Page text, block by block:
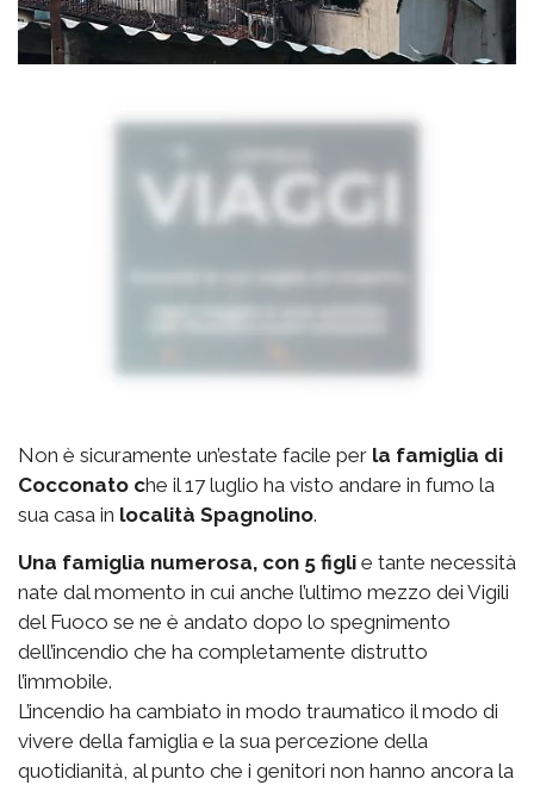
Non è sicuramente un’estate facile per la famiglia di
Cocconato che il 17 luglio ha visto andare in fumo la
sua casa in località Spagnolino.
Una famiglia numerosa, con 5 figli e tante necessità
nate dal momento in cui anche l’ultimo mezzo dei Vigili
del Fuoco se ne è andato dopo lo spegnimento
dell’incendio che ha completamente distrutto
l’immobile.
L’incendio ha cambiato in modo traumatico il modo di
vivere della famiglia e la sua percezione della
quotidianità, al punto che i genitori non hanno ancora la